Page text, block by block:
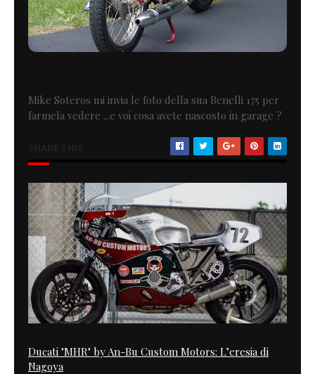
Mike Soteros mi invia le foto della sua Benelli 175 per
farmela vedere ...e voi cosa avete nascosto in garage ?
Ducati "MHR" by An-Bu Custom Motors: L’eresia di
Nagoya